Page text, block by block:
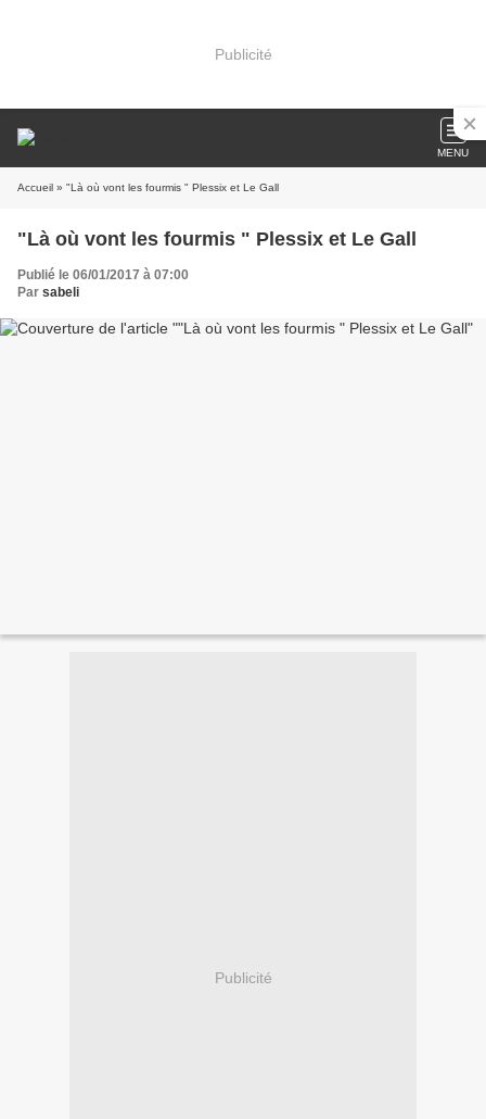
Publicité
MENU
Accueil » "Là où vont les fourmis " Plessix et Le Gall
"Là où vont les fourmis " Plessix et Le Gall
Publié le 06/01/2017 à 07:00
Par sabeli
Publicité